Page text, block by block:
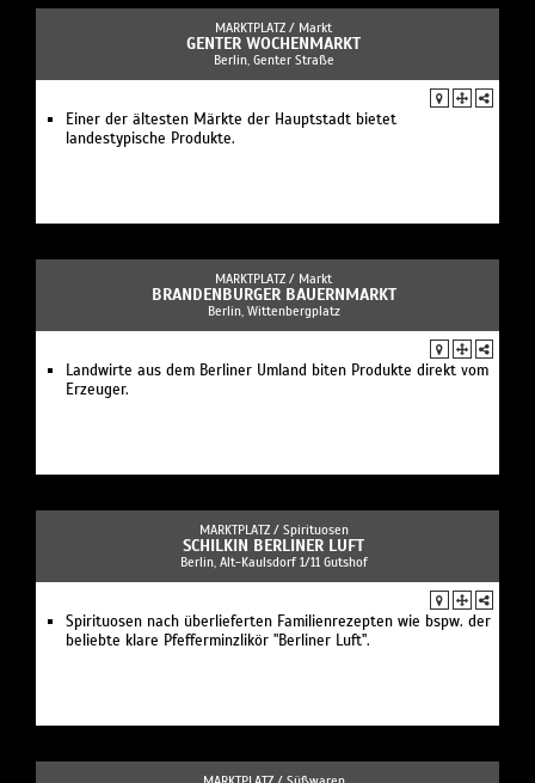
MARKTPLATZ / Markt
GENTER WOCHENMARKT
Berlin, Genter Straße
Einer der ältesten Märkte der Hauptstadt bietet
landestypische Produkte.
MARKTPLATZ / Markt
BRANDENBURGER BAUERNMARKT
Berlin, Wittenbergplatz
Landwirte aus dem Berliner Umland biten Produkte direkt vom
Erzeuger.
MARKTPLATZ / Spirituosen
SCHILKIN BERLINER LUFT
Berlin, Alt-Kaulsdorf 1/11 Gutshof
Spirituosen nach überlieferten Familienrezepten wie bspw. der
beliebte klare Pfefferminzlikör "Berliner Luft".